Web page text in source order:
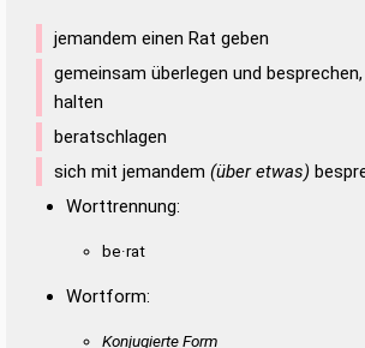
jemandem einen Rat geben
gemeinsam überlegen und
halten
beratschlagen
sich mit jemandem (über etwas)
Worttrennung:
be·rat
Wortform:
Konjugierte Form